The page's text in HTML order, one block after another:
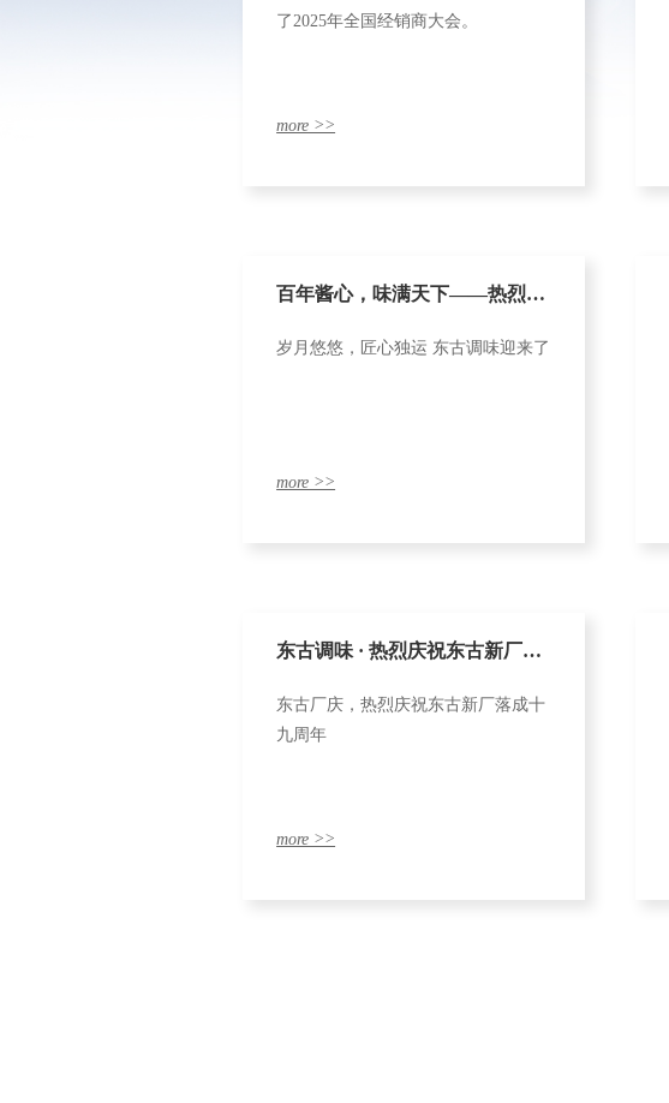
议胜利召开
了2025年全国经销商大会。
more >>
百年酱心，味满天下——热烈庆
岁月悠悠，匠心独运 东古调味迎来了
more >>
东古调味 · 热烈庆祝东古新厂落
成十九周年
东古厂庆，热烈庆祝东古新厂落成十
九周年
more >>